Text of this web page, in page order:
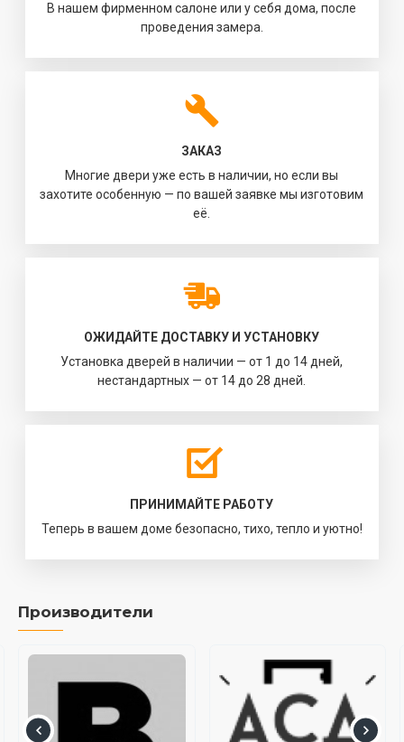
В нашем фирменном салоне или у себя дома, после
проведения замера.
ЗАКАЗ
Многие двери уже есть в наличии, но если вы
захотите особенную — по вашей заявке мы изготовим
её.
ОЖИДАЙТЕ ДОСТАВКУ И УСТАНОВКУ
Установка дверей в наличии — от 1 до 14 дней,
нестандартных — от 14 до 28 дней.
ПРИНИМАЙТЕ РАБОТУ
Теперь в вашем доме безопасно, тихо, тепло и уютно!
Производители